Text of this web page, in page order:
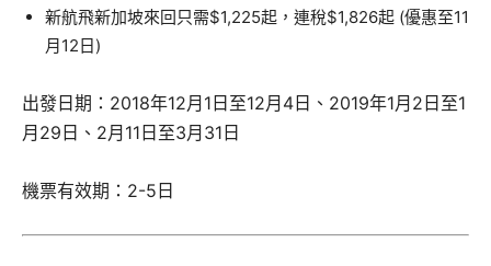
新航飛新加坡來回只需$1,225起，連稅$1,826起 (優惠至11
月12日)
出發日期：2018年12月1日至12月4日、2019年1月2日至1
月29日、2月11日至3月31日
機票有效期：2-5日